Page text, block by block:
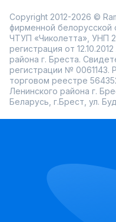
Copyright 2012-2026 ©
фирменной
ЧТУП «Чиколетта», УНП
регистрация от
района г. Бреста.
регистрации № 0061143.
торговом реестре
Ленинского района г.
Беларусь, г.Брест, ул.